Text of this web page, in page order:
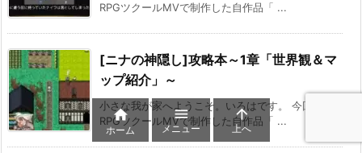
RPGツクールMVで制作した自作品「 ...
[ニナの神隠し]攻略本～1章「世界観＆マ
ップ紹介」～
小さな我が家へようこそ。いろはです。 今回は
RPGツクールMVで制作した自作品「 ...

ホーム

メニュー

上へ